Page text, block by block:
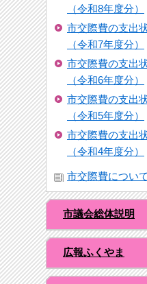
（令和8年度分）
市交際費の支出
（令和7年度分）
市交際費の支出
（令和6年度分）
市交際費の支出
（令和5年度分）
市交際費の支出
（令和4年度分）
市交際費につい
市議会総体説明
広報ふくやま